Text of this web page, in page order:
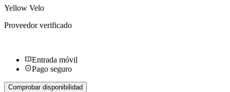
Yellow Velo
Proveedor verificado
Entrada móvil
Pago seguro
Comprobar disponibilidad